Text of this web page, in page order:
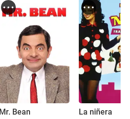
Mr. Bean La niñera